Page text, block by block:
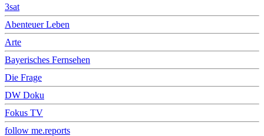
3sat
Abenteuer Leben
Arte
Bayerisches Fernsehen
Die Frage
DW Doku
Fokus TV
follow me.reports